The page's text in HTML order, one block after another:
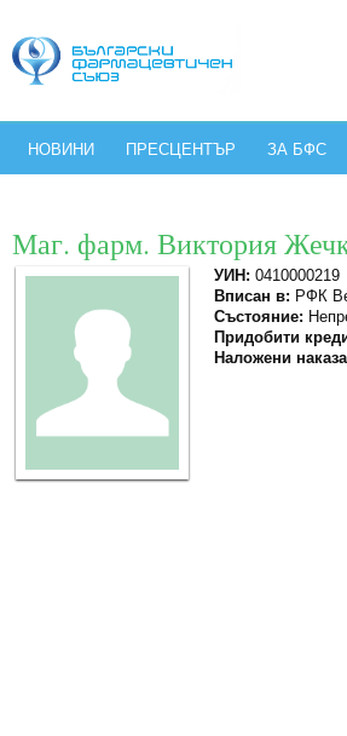
НОВИНИ ПРЕСЦЕНТЪР ЗА БФС
Маг. фарм. Виктория
УИН: 0410000219
Вписан в: РФК
Състояние:
Придобити
Наложени